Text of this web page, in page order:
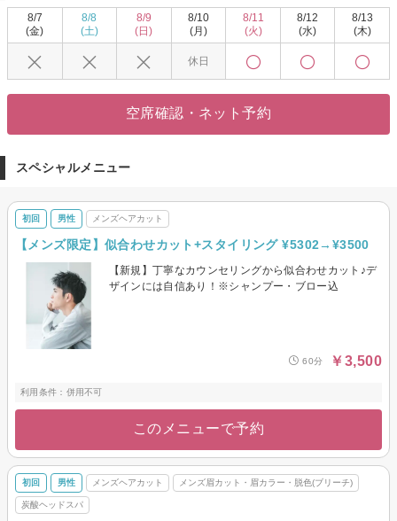
メンズヘアはカットがキメ手！月1のメンテナンス感覚で通える価格設定も人
気の秘訣◎
◇「豊見城中央病院前」バス停より徒歩1分
◇クレジットカード／PayPay／楽天ペイ利用可
◇スパ専門店並みの極上ヘッドスパメニューあり
髪カット/ヘッドスパ/縮毛矯正/ブリーチ/学割U24/白髪ぼかし/白髪染め
8/7
(金)
8/8
(土)
8/9
(日)
8/10
(月)
休日
8/11
(火)
8/12
(水)
8/13
(木)
空席確認・ネット予約
スペシャルメニュー
初回 男性 メンズヘアカット
【メンズ限定】似合わせカット+スタイリング ¥5302→¥3500
【新規】丁寧なカウンセリングから似合わせカット♪デ
ザインには自信あり！※シャンプー・ブロー込
60分 ￥3,500
利用条件：併用不可
このメニューで予約
初回 男性 メンズヘアカット メンズ眉カット・眉カラー・脱色(ブリーチ)
炭酸ヘッドスパ